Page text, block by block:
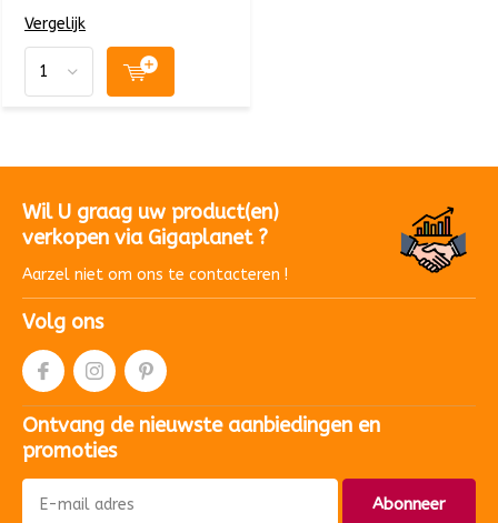
Vergelijk
Wil U graag uw product(en)
verkopen via Gigaplanet ?
Aarzel niet om ons te contacteren !
Volg ons
Ontvang de nieuwste aanbiedingen en
promoties
Abonneer